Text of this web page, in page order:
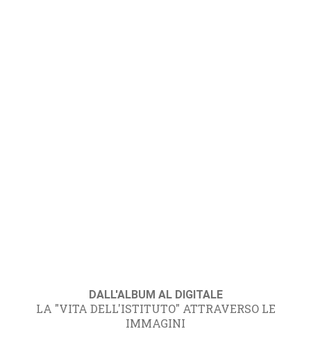
DALL'ALBUM AL DIGITALE
LA "VITA DELL'ISTITUTO" ATTRAVERSO LE
IMMAGINI